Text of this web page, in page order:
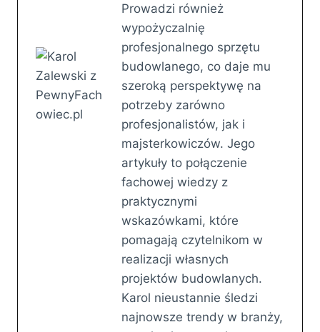
Prowadzi również
wypożyczalnię
profesjonalnego sprzętu
budowlanego, co daje mu
szeroką perspektywę na
potrzeby zarówno
profesjonalistów, jak i
majsterkowiczów. Jego
artykuły to połączenie
fachowej wiedzy z
praktycznymi
wskazówkami, które
pomagają czytelnikom w
realizacji własnych
projektów budowlanych.
Karol nieustannie śledzi
najnowsze trendy w branży,